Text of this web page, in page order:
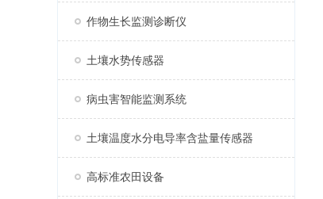
作物生长监测诊断仪
土壤水势传感器
病虫害智能监测系统
土壤温度水分电导率含盐量传感器
高标准农田设备